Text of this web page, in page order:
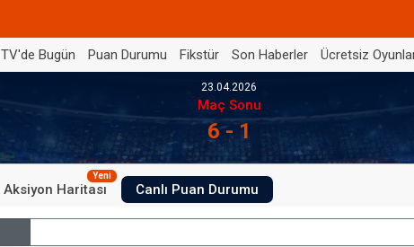
TV'de Bugün Puan Durumu Fikstür Son Haberler Ücretsiz
23.04.2026
Maç Sonu
6 - 1
Aksiyon Haritası
Yeni
Canlı Puan Durumu